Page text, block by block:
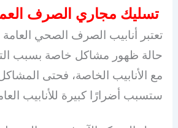
تسليك مجاري الصرف
تعتبر أنابيب الصرف الصحي
حالة ظهور مشاكل خاصة بسبب
مع الأنابيب الخاصة، فحتى
ستسبب أضرارًا كبيرة للأنابيب